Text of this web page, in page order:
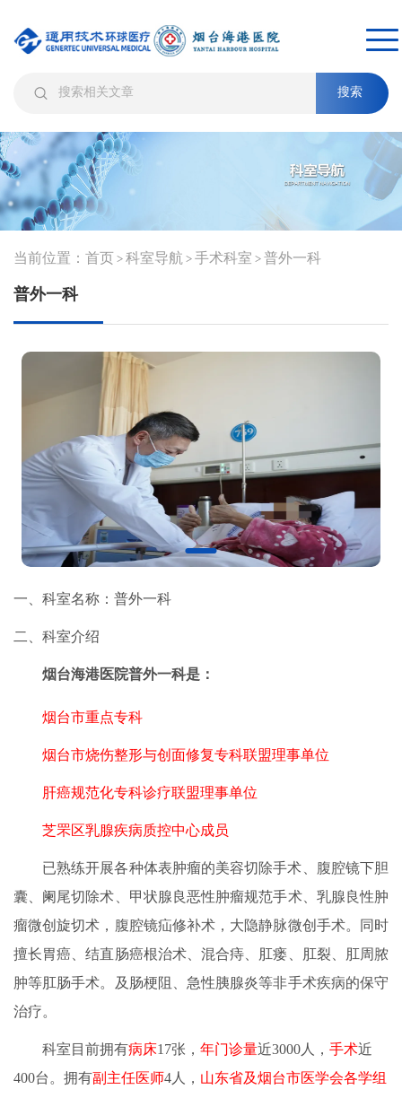
搜索
当前位置： 首页 > 科室导航 > 手术科室 > 普外一科
普外一科
一、科室名称：普外一科
二、科室介绍
烟台海港医院普外一科是：
烟台市重点专科
烟台市烧伤整形与创面修复专科联盟理事单位
肝癌规范化专科诊疗联盟理事单位
芝罘区乳腺疾病质控中心成员
已熟练开展各种体表肿瘤的美容切除手术、腹腔镜下胆
囊、阑尾切除术、甲状腺良恶性肿瘤规范手术、 乳腺良性肿
瘤微创旋切术，腹腔镜疝修补术，大隐静脉微创手术。同时
擅长胃癌、结直肠癌根治术、混合痔 、肛瘘、肛裂、肛周脓
肿等肛肠手术。及肠梗阻、急性胰腺炎等非手术疾病的保守
治疗。
科室目前拥有病床17张， 年门诊量近3000人， 手术近
400台。拥有副主任医师4人， 山东省及烟台市医学会各学组